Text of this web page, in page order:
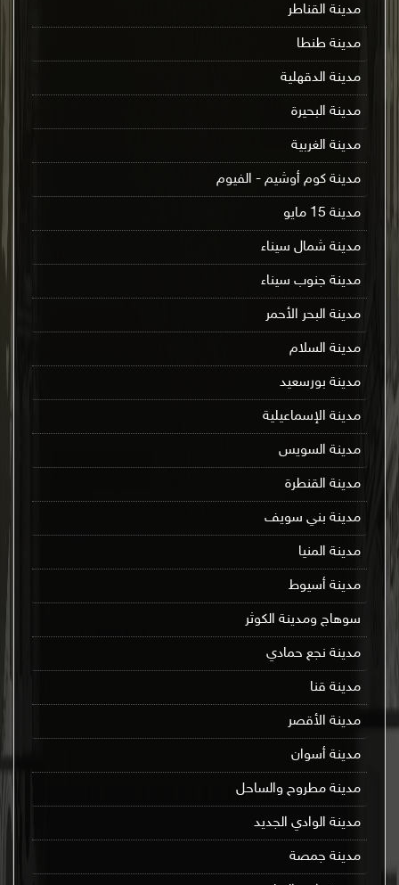
مدينة القناطر
مدينة طنطا
مدينة الدقهلية
مدينة البحيرة
مدينة الغربية
مدينة كوم أوشيم - الفيوم
مدينة 15 مايو
مدينة شمال سيناء
مدينة جنوب سيناء
مدينة البحر الأحمر
مدينة السلام
مدينة بورسعيد
مدينة الإسماعيلية
مدينة السويس
مدينة القنطرة
مدينة بني سويف
مدينة المنيا
مدينة أسيوط
سوهاج ومدينة الكوثر
مدينة نجع حمادي
مدينة قنا
مدينة الأقصر
مدينة أسوان
مدينة مطروح والساحل
مدينة الوادي الجديد
مدينة جمصة